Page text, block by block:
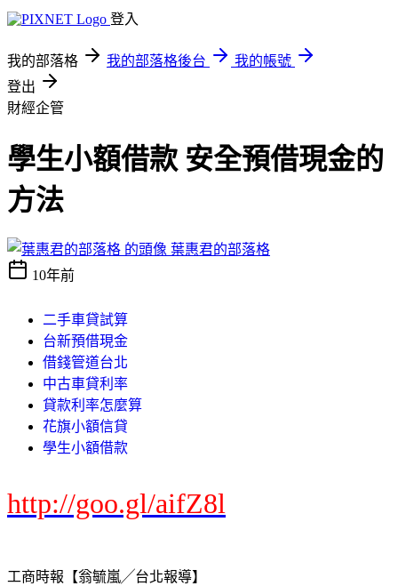
登入
我的部落格 我的部落格後台
我的帳號
登出
財經企管
學生小額借款 安全預借現金的
方法
葉惠君的部落格
10年前
二手車貸試算
台新預借現金
借錢管道台北
中古車貸利率
貸款利率怎麼算
花旗小額信貸
學生小額借款
http://goo.gl/aifZ8l
工商時報【翁毓嵐╱台北報導】